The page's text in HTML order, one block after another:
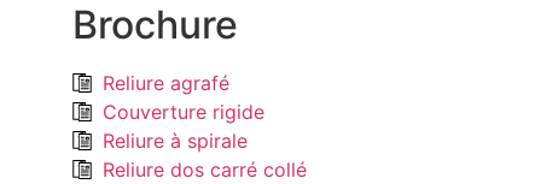
Brochure
Reliure agrafé
Couverture rigide
Reliure à spirale
Reliure dos carré collé